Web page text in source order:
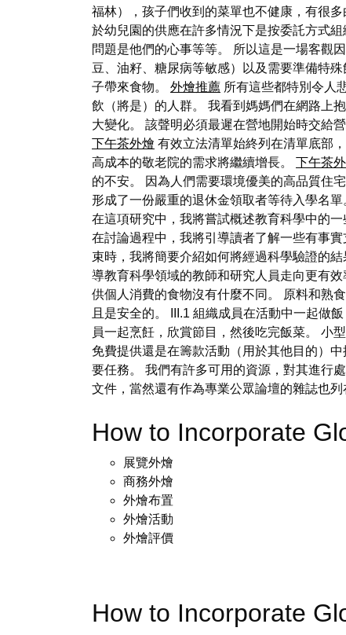
福林），孩子們收到的菜單也不健康，有很
於幼兒園的供應在許多情況下是按委託方式
問題是他們的心事等等。 所以這是一場客觀
豆、油籽、糖尿病等敏感）以及需要準備特殊
子帶來食物。 外燴推薦 所有這些都特別令人
飲（將是）的人群。 我看到媽媽們在網路上
大變化。 該聲明必須最遲在營地開始時交給
下午茶外燴 有效立法清單始終列在清單底部
高成本的敬老院的需求將繼續增長。 下午茶
的不安。 因為人們需要環境優美的高品質住
形成了一份嚴重的退休金領取者等待入學名單
在這項研究中，我將嘗試概述教育科學中的
在討論過程中，我將引導讀者了解一些有事
束時，我將簡要介紹如何將經過科學驗證的
導教育科學領域的教師和研究人員走向更有
供個人消費的食物沒有什麼不同。 原料和熟
且是安全的。 III.1 組織成員在活動中一起做
員一起烹飪，欣賞節目，然後吃完飯菜。 小
免費提供還是在籌款活動（用於其他目的）
要任務。 我們有許多可用的資源，對其進行
文件，當然還有作為專業公眾論壇的雜誌也列
How to Incorporate
展覽外燴
商務外燴
外燴布置
外燴活動
外燴評價
How to Incorporate